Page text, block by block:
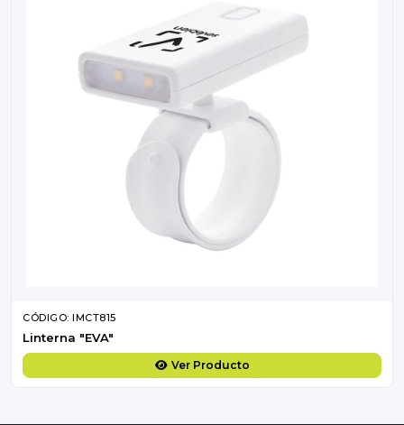
CÓDIGO: IMCT815
Linterna "EVA"
Ver Producto